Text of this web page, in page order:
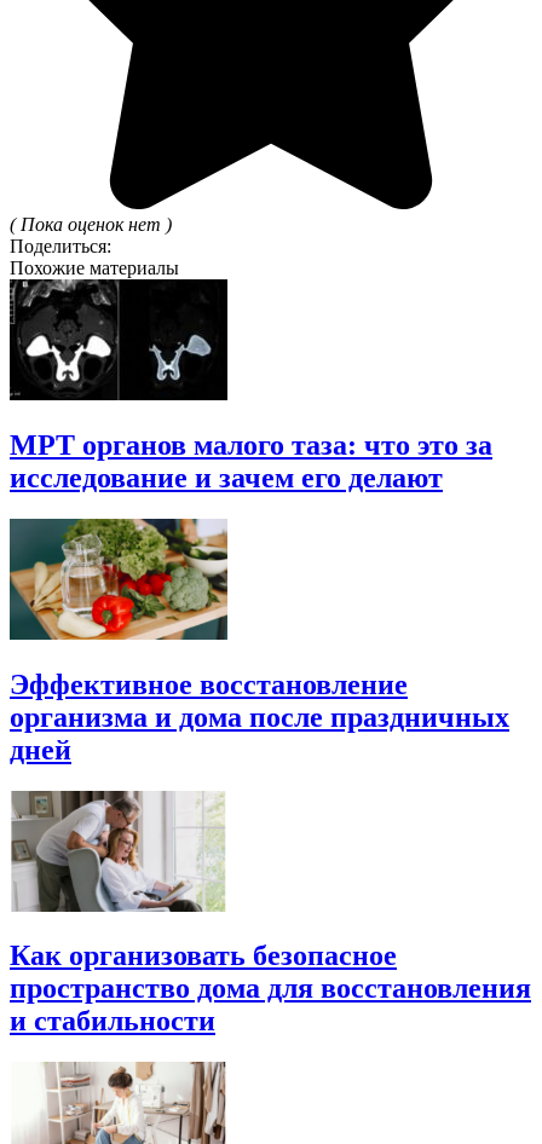
( Пока оценок нет )
Поделиться:
Похожие материалы
МРТ органов малого таза: что это за
исследование и зачем его делают
Эффективное восстановление
организма и дома после праздничных
дней
Как организовать безопасное
пространство дома для восстановления
и стабильности